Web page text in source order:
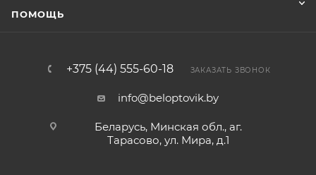
ПОМОЩЬ
+375 (44) 555-60-18 ЗАКАЗАТЬ ЗВОНОК
info@beloptovik.by
Беларусь, Минская обл., аг.
Тарасово, ул. Мира, д.1